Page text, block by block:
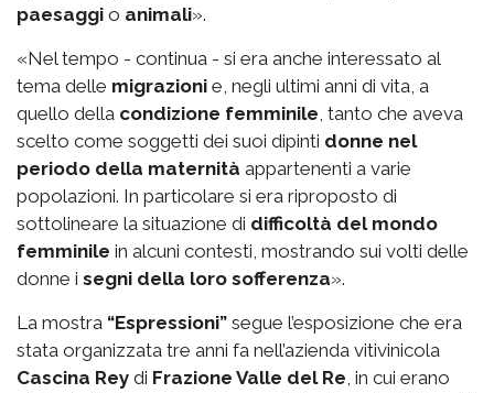
paesaggi o animali».
«Nel tempo - continua - si era anche interessato al
tema delle migrazioni e, negli ultimi anni di vita, a
quello della condizione femminile, tanto che aveva
scelto come soggetti dei suoi dipinti donne nel
periodo della maternità appartenenti a varie
popolazioni. In particolare si era riproposto di
sottolineare la situazione di difficoltà del mondo
femminile in alcuni contesti, mostrando sui volti delle
donne i segni della loro sofferenza».
La mostra “Espressioni” segue l’esposizione che era
stata organizzata tre anni fa nell’azienda vitivinicola
Cascina Rey di Frazione Valle del Re, in cui erano